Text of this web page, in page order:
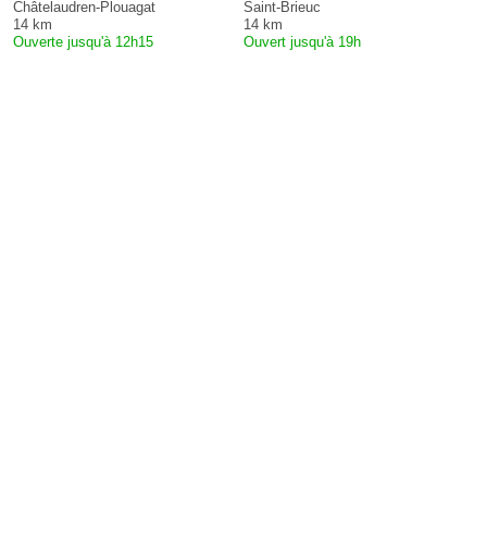
Châtelaudren-Plouagat
14 km
Ouverte jusqu'à 12h15
Saint-Brieuc
14 km
Ouvert jusqu'à 19h